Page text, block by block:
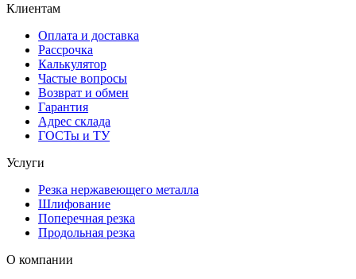
Клиентам
Оплата и доставка
Рассрочка
Калькулятор
Частые вопросы
Возврат и обмен
Гарантия
Адрес склада
ГОСТы и ТУ
Услуги
Резка нержавеющего металла
Шлифование
Поперечная резка
Продольная резка
О компании